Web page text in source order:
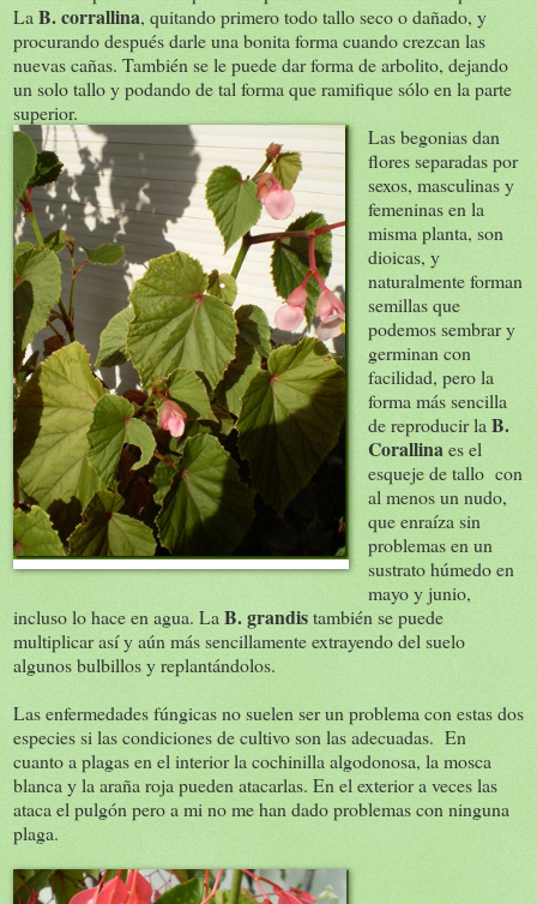
La B. corrallina, quitando primero todo tallo seco o dañado, y
procurando después darle una bonita forma cuando crezcan las
nuevas cañas. También se le puede dar forma de arbolito, dejando
un solo tallo y podando de tal forma que ramifique sólo en la parte
superior.
Las begonias dan
flores separadas por
sexos, masculinas y
femeninas en la
misma planta, son
dioicas, y
naturalmente forman
semillas que
podemos sembrar y
germinan con
facilidad, pero la
forma más sencilla
de reproducir la B.
Corallinaes el
esqueje de tallo con
al menos un nudo,
que enraíza sin
problemas en un
sustrato húmedo en
mayo y junio,
incluso lo hace en agua. La B. grandistambién se puede
multiplicar así y aún más sencillamente extrayendo del suelo
algunos bulbillos y replantándolos.
Las enfermedades fúngicas no suelen ser un problema con estas dos
especies si las condiciones de cultivo son las adecuadas. En
cuanto a plagas en el interior la cochinilla algodonosa, la mosca
blanca y la araña roja pueden atacarlas. En el exterior a veces las
ataca el pulgón pero a mi no me han dado problemas con ninguna
plaga.